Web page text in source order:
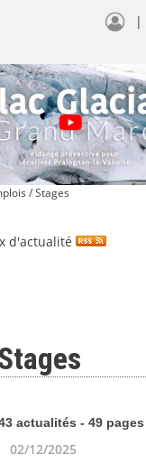
|
/ Stages
d'actualité
actualités - 49 pages
02/12/2025